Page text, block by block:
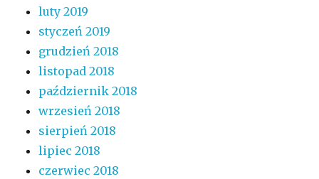
luty 2019
styczeń 2019
grudzień 2018
listopad 2018
październik 2018
wrzesień 2018
sierpień 2018
lipiec 2018
czerwiec 2018